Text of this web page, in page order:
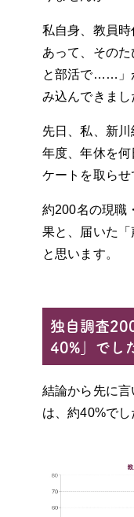
私自身、教員
あって、その
と部活で……」
み込んできまし
先日、私、新
年度、年休を
ケートを取らせ
約200名の現職
果と、届いた
と思います。
独自調査
40%」でし
結論から先に
は、約40%でし